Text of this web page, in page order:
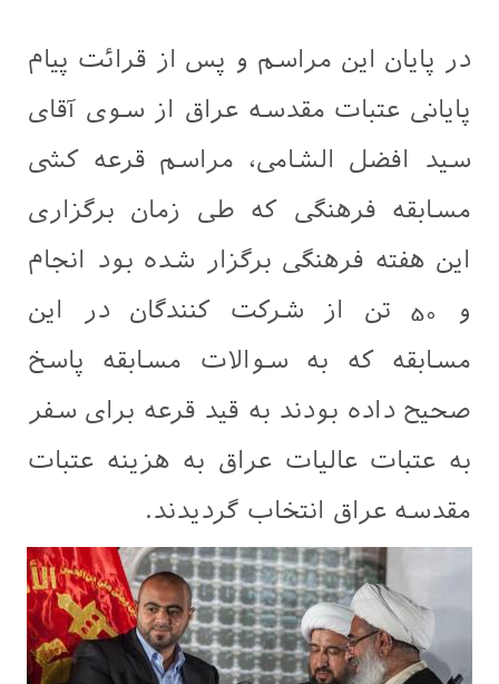
در پایان این مراسم و پس از قرائت پیام
پایانی عتبات مقدسه عراق از سوی آقای
سید افضل الشامی، مراسم قرعه کشی
مسابقه فرهنگی که طی زمان برگزاری
این هفته فرهنگی برگزار شده بود انجام
و 50 تن از شرکت کنندگان در این
مسابقه که به سوالات مسابقه پاسخ
صحیح داده بودند به قید قرعه برای سفر
به عتبات عالیات عراق به هزینه عتبات
مقدسه عراق انتخاب گردیدند.